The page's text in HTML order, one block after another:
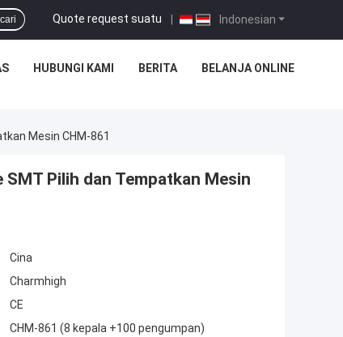
Indonesian
Quote request suatu |
HUBUNGI KAMI BERITA BELANJA ONLINE
Mesin CHM-861
Pilih dan Tempatkan Mesin
Cina
Charmhigh
CE
CHM-861 (8 kepala +100 pengumpan)